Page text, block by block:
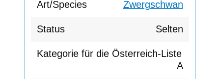
Zwergschwan
Selten
A